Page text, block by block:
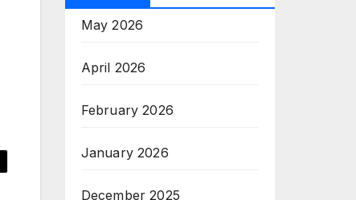
May 2026
April 2026
February 2026
January 2026
December 2025